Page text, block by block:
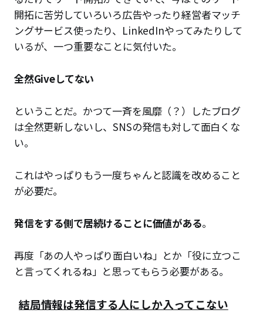
開拓に苦労していろいろ広告やったり経営者マッチ
ングサービス使ったり、LinkedInやってみたりして
いるが、一つ重要なことに気付いた。
全然Giveしてない
ということだ。かつて一斉を風靡（？）したブログ
は全然更新しないし、SNSの発信も対して面白くな
い。
これはやっぱりもう一度ちゃんと認識を改めること
が必要だ。
発信をする側で居続けることに価値がある。
再度「あの人やっぱり面白いね」とか「役に立つこ
と言ってくれるね」と思ってもらう必要がある。
結局情報は発信する人にしか入ってこない